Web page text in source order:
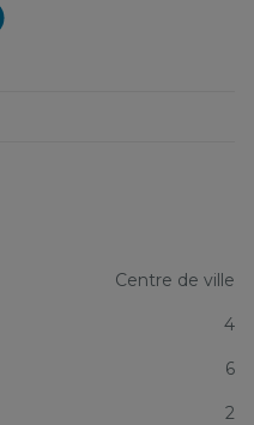
Centre de ville
4
6
2